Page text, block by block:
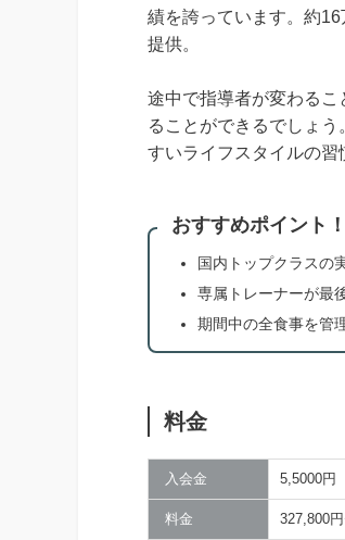
績を誇っています。約
提供。
途中で指導者が変わる
ることができるでしょ
すいライフスタイルの習
おすすめポイント！
国内トップクラスの
専属トレーナーが最
期間中の全食事を管
料金
入会金 5,5000円
料金 327,800